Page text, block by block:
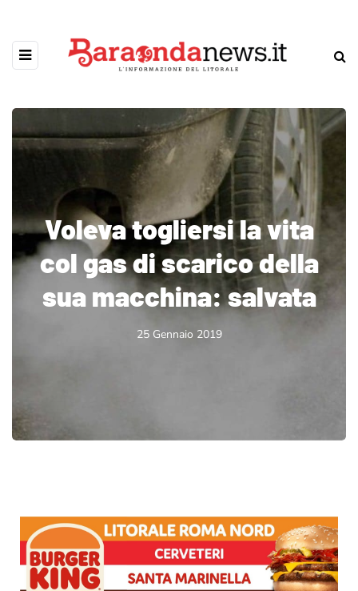
Voleva togliersi la vita
col gas di scarico della
sua macchina: salvata
25 Gennaio 2019